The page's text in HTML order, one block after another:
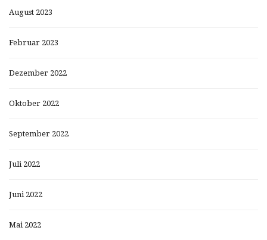
August 2023
Februar 2023
Dezember 2022
Oktober 2022
September 2022
Juli 2022
Juni 2022
Mai 2022